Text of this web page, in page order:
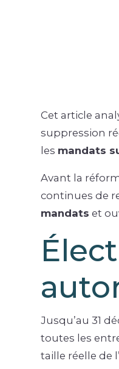
Cet article
suppression
les mandats
Avant la
continues de
mandats et
Jusqu’au 31
toutes les
taille réelle de